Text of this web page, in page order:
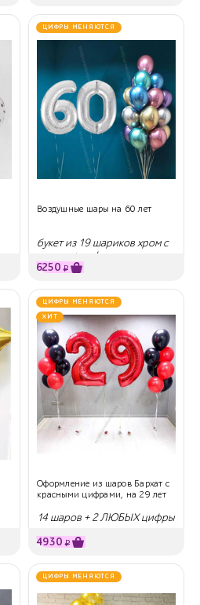
ЦИФРЫ МЕНЯЮТСЯ
Воздушные шары на 60 лет
букет из 19 шариков хром с
гелием + цифры
6250 ₽
ЦИФРЫ МЕНЯЮТСЯ
ХИТ
Оформление из шаров Бархат с
красными цифрами, на 29 лет
14 шаров + 2 ЛЮБЫХ цифры
4930 ₽
ЦИФРЫ МЕНЯЮТСЯ